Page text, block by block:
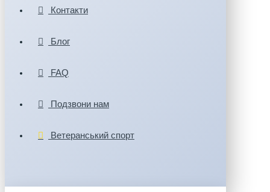
Контакти
Блог
FAQ
Подзвони нам
Ветеранський спорт